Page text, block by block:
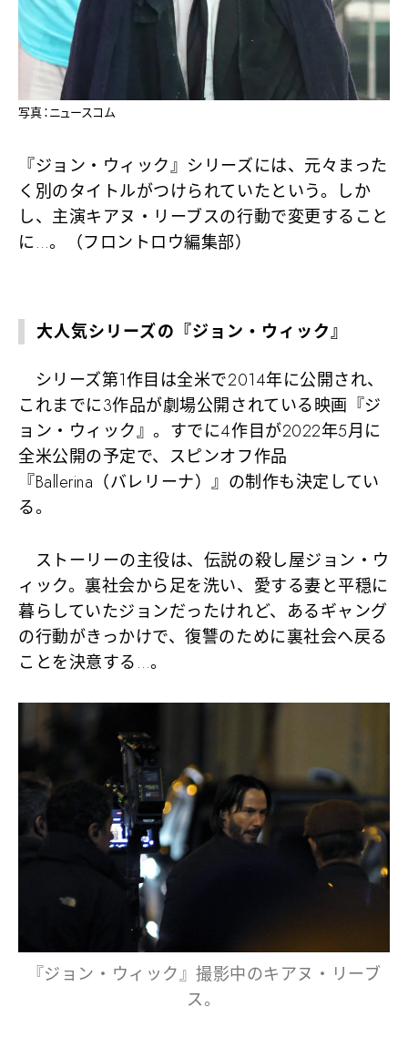
写真：ニュースコム
『ジョン・ウィック』シリーズには、元々まった
く別のタイトルがつけられていたという。しか
し、主演キアヌ・リーブスの行動で変更すること
に…。（フロントロウ編集部）
大人気シリーズの『ジョン・ウィック』
シリーズ第1作目は全米で2014年に公開され、
これまでに3作品が劇場公開されている映画『ジ
ョン・ウィック』。すでに4作目が2022年5月に
全米公開の予定で、スピンオフ作品
『Ballerina（バレリーナ）』の制作も決定してい
る。
ストーリーの主役は、伝説の殺し屋ジョン・ウ
ィック。裏社会から足を洗い、愛する妻と平穏に
暮らしていたジョンだったけれど、あるギャング
の行動がきっかけで、復讐のために裏社会へ戻る
ことを決意する…。
『ジョン・ウィック』撮影中のキアヌ・リーブ
ス。